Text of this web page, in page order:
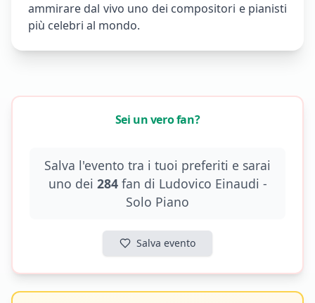
ammirare dal vivo uno dei compositori e pianisti
più celebri al mondo.
Sei un vero fan?
Salva l'evento tra i tuoi preferiti e sarai
uno dei 284fan di Ludovico Einaudi -
Solo Piano
Salva evento